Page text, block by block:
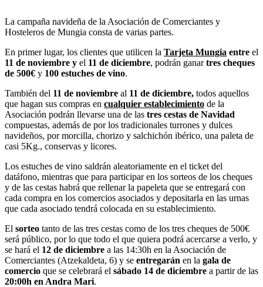
La campaña navideña de la Asociación de Comerciantes y
Hosteleros de Mungia consta de varias partes.
En primer lugar, los clientes que utilicen la Tarjeta Mungia entre el
11 de noviembre y el 11 de diciembre, podrán ganartres cheques
de 500€ y 100 estuches de vino.
También del 11 de noviembre al 11 de diciembre, todos aquellos
que hagan sus compras en cualquier establecimiento de la
Asociación podrán llevarse una de las tres cestas de Navidad
compuestas, además de por los tradicionales turrones y dulces
navideños, por morcilla, chorizo y salchichón ibérico, una paleta de
casi 5Kg., conservas y licores.
Los estuches de vino saldrán aleatoriamente en el ticket del
datáfono, mientras que para participar en los sorteos de los cheques
y de las cestas habrá que rellenar la papeleta que se entregará con
cada compra en los comercios asociados y depositarla en las urnas
que cada asociado tendrá colocada en su establecimiento.
El sorteo tanto de las tres cestas como de los tres cheques de 500€
será público, por lo que todo el que quiera podrá acercarse a verlo, y
se hará el 12 de diciembre a las 14:30h en la Asociación de
Comerciantes (Atzekaldeta, 6) y se entregarán en la gala de
comercio que se celebrará el sábado 14 de diciembre a partir de las
20:00h en Andra Mari.